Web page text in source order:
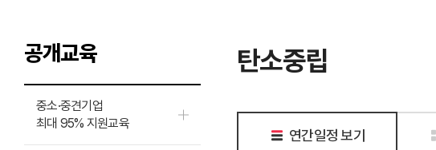
공개교육
중소·중견기업
최대 95% 지원교육
탄소중립
연간일정 보기